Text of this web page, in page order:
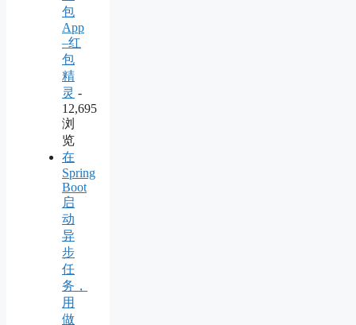
包
App
–红
包
精
灵 -
12,695
浏
览
在
Spring
Boot
启
动
异
步
任
务，
用
做